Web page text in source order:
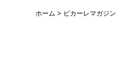
ホーム > ピカーレマガジン